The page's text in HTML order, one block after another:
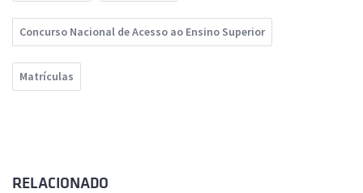
Concurso Nacional de Acesso ao Ensino Superior
Matrículas
RELACIONADO